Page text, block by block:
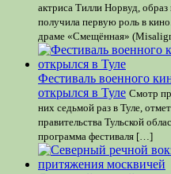
актриса Тилли Норвуд,
получила первую роль в
драме «Смещённая»
Фестиваль военного
открылся в Туле Смотр
них седьмой раз в Туле,
правительства Тульской
программа фестиваля […]